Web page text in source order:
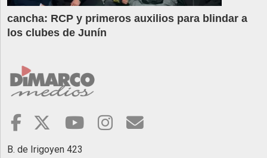
cancha: RCP y primeros auxilios para blindar a
los clubes de Junín
B. de Irigoyen 423